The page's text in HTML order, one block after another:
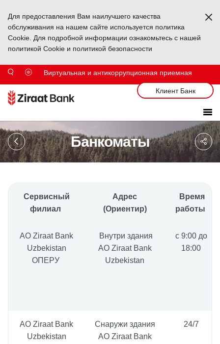
Для предоставления Вам наилучшего качества
обслуживания на нашем сайте используется политика
Cookie. Для подробной информации ознакомьтесь с нашей
политикой Cookie и политикой безопасности
Виртуальная и антикоррупционная приемная
Клиент Банк
Банкоматы
Сервисный
филиал
Адрес
(Ориентир)
Время
работы
АО Ziraat Bank
Uzbekistan
ОПЕРУ
Внутри здания
АО Ziraat Bank
Uzbekistan
c 9:00 до
18:00
AO Ziraat Bank
Uzbekistan
Снаружи здания
AO Ziraat Bank
24/7